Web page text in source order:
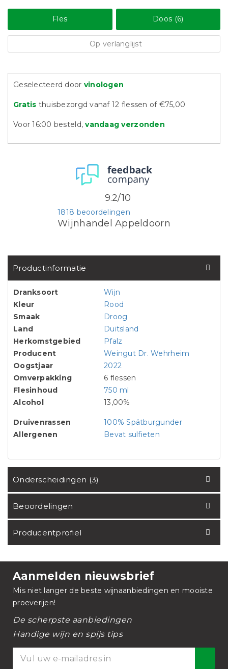
Fles Doos (6)
Op verlanglijst
Geselecteerd door vinologen
Gratis thuisbezorgd vanaf 12 flessen of €75,00
Voor 16:00 besteld,vandaag verzonden
Wijnhandel Appeldoorn
1818 beoordelingen
9.2/10
Productinformatie
Dranksoort
Wijn
Kleur
Rood
Smaak
Droog
Land
Duitsland
Herkomstgebied
Pfalz
Producent
Weingut Dr. Wehrheim
Oogstjaar
2022
Omverpakking
6 flessen
Flesinhoud
750 ml
Alcohol
13,00%
Druivenrassen
100% Spätburgunder
Allergenen
Bevat sulfieten
Onderscheidingen (3)
Beoordelingen
Producentprofiel
Aanmelden nieuwsbrief
Mis niet langer de beste wijnaanbiedingen en mooiste
proeverijen!
De scherpste aanbiedingen
Handige wijn en spijs tips